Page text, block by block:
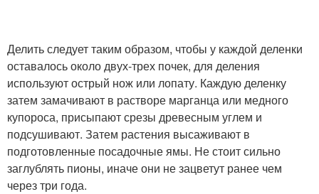
Делить следует таким образом, чтобы у каждой деленки
оставалось около двух-трех почек, для деления
используют острый нож или лопату. Каждую деленку
затем замачивают в растворе марганца или медного
купороса, присыпают срезы древесным углем и
подсушивают. Затем растения высаживают в
подготовленные посадочные ямы. Не стоит сильно
заглублять пионы, иначе они не зацветут ранее чем
через три года.